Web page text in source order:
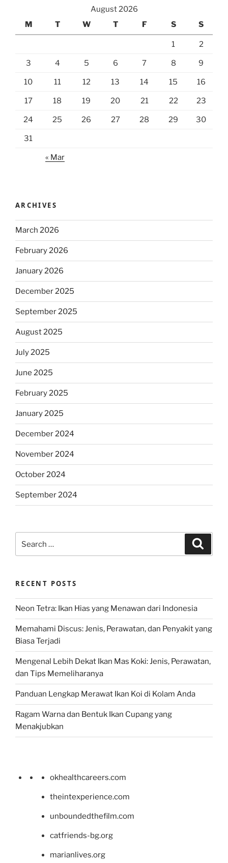
August 2026
M
T W T F S S
1 2
3 4 5 6 7 8 9
10 11 12 13 14 15 16
17 18 19 20 21 22 23
24 25 26 27 28 29 30
31
« Mar
ARCHIVES
March 2026
February 2026
January 2026
December 2025
September 2025
August 2025
July 2025
June 2025
February 2025
January 2025
December 2024
November 2024
October 2024
September 2024
for:
RECENT POSTS
Neon Tetra: Ikan Hias yang Menawan dari Indonesia
Memahami Discus: Jenis, Perawatan, dan Penyakit yang
Biasa Terjadi
Mengenal Lebih Dekat Ikan Mas Koki: Jenis, Perawatan,
dan Tips Memeliharanya
Panduan Lengkap Merawat Ikan Koi di Kolam Anda
Ragam Warna dan Bentuk Ikan Cupang yang
Menakjubkan
okhealthcareers.com
theintexperience.com
unboundedthefilm.com
catfriends-bg.org
marianlives.org